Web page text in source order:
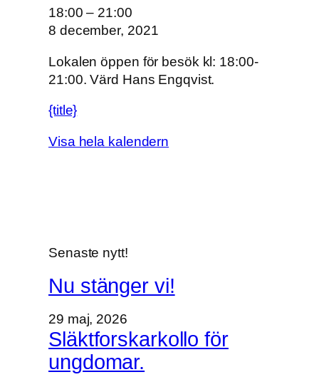
O
n
d
a
s
ö
o
k
a
l
e
n
.
18:00 – 21:00
8 december, 2021
Lokalen öppen för besök kl: 18:00-
21:00. Värd Hans Engqvist.
{title}
Visa hela kalendern
Senaste nytt!
Nu stänger vi!
29 maj, 2026
Släktforskarkollo för
ungdomar.